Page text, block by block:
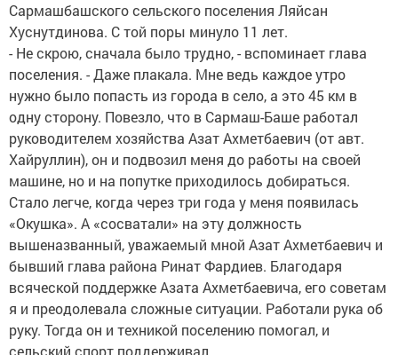
Сармашбашского сельского поселения Ляйсан
Хуснутдинова. С той поры минуло 11 лет.
- Не скрою, сначала было трудно, - вспоминает глава
поселения. - Даже плакала. Мне ведь каждое утро
нужно было попасть из города в село, а это 45 км в
одну сторону. Повезло, что в Сармаш-Баше работал
руководителем хозяйства Азат Ахметбаевич (от авт.
Хайруллин), он и подвозил меня до работы на своей
машине, но и на попутке приходилось добираться.
Стало легче, когда через три года у меня появилась
«Окушка». А «сосватали» на эту должность
вышеназванный, уважаемый мной Азат Ахметбаевич и
бывший глава района Ринат Фардиев. Благодаря
всяческой поддержке Азата Ахметбаевича, его советам
я и преодолевала сложные ситуации. Работали рука об
руку. Тогда он и техникой поселению помогал, и